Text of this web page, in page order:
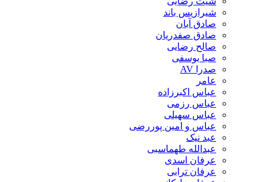
شیرازیس باند
صادق آبان
صادق صفدریان
صالح رضایی
صبا یوسفی
صدرا AV
عامر
عباس اکبرزاده
عباس رزمی
عباس سهیلی
عباس و امین پوررضی
عبد نیک
عبدالله طهماسبی‎
عرفان اسدی
عرفان ترابی